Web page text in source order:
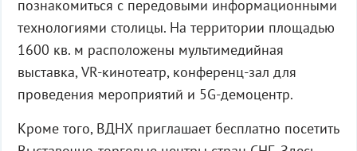
познакомиться с передовыми информационными
технологиями столицы. На территории площадью
1600 кв. м расположены мультимедийная
выставка, VR-кинотеатр, конференц-зал для
проведения мероприятий и 5G-демоцентр.
Кроме того, ВДНХ приглашает бесплатно посетить